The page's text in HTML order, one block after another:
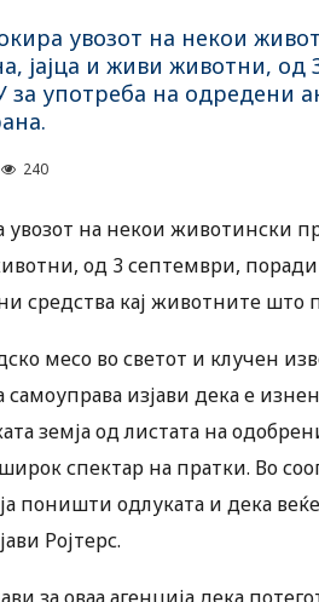
увозот на некои
јајца и живи животни,
употреба на одредени
240
увозот на некои животински
од 3 септември,
средства кај животните што
месо во светот и клучен
изјави дека е
земја од листата на
спектар на пратки. Во
поништи одлуката и дека
Ројтерс.